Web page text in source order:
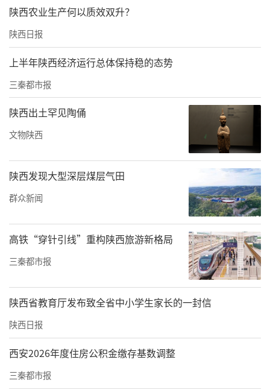
关思琦、香港队李思颖位列二、三名。
本次赛事将持续至6月15日，接下来还将进行混
合团体计时赛、城市绕圈淘汰赛、男子个人
赛、女子个人赛等项目的角逐。6月13日，2025
年“东恒盛杯”中国公路自行车联赛第五站
（陕西·礼泉站）开幕式将在礼泉县体育中心
举办，届时将全网直播赛事盛况。
精心筹备，只为今日完美启航。自获得承办权
以来，礼泉以最高标准冲刺筹备，专业团队反
复优化坡度、弯道半径，全面升级标识与防护
陕西农业生产何以质效双升？
陕西日报
上半年陕西经济运行总体保持稳的态势
三秦都市报
陕西出土罕见陶俑
文物陕西
陕西发现大型深层煤层气田
群众新闻
高铁“穿针引线”重构陕西旅游新格局
三秦都市报
陕西省教育厅发布致全省中小学生家长的一封信
陕西日报
西安2026年度住房公积金缴存基数调整
三秦都市报